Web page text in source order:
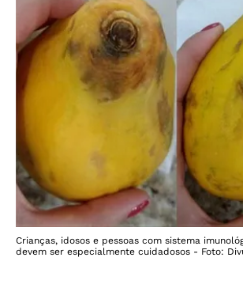
Crianças, idosos e pessoas com sistema
devem ser especialmente cuidadosos - Foto: